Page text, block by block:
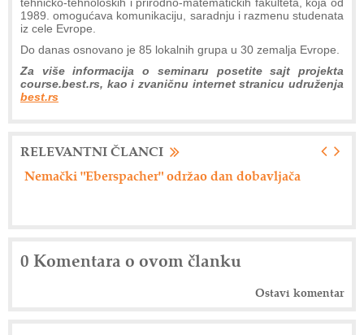
1989. omogućava komunikaciju, saradnju i razmenu studenata
iz cele Evrope.
Do danas osnovano je 85 lokalnih grupa u 30 zemalja Evrope.
Za više informacija o seminaru posetite sajt projekta
course.best.rs, kao i zvaničnu internet stranicu udruženja
best.rs
RELEVANTNI ČLANCI
održao dan dobavljača
Axiom Tech d.o.o.
0 Komentara o ovom članku
Ostavi komentar